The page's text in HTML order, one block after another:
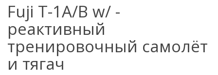
Fuji T-1A/B w/ -
реактивный
тренировочный самолёт
и тягач